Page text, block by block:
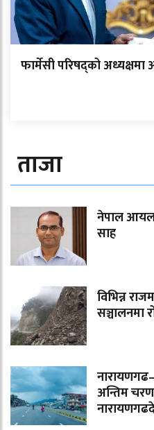
फार्मेसी परिषद्को
ताजा
नेपाल आयल
साह
विभिन्न
सञ्चालनमा
अन्तिम